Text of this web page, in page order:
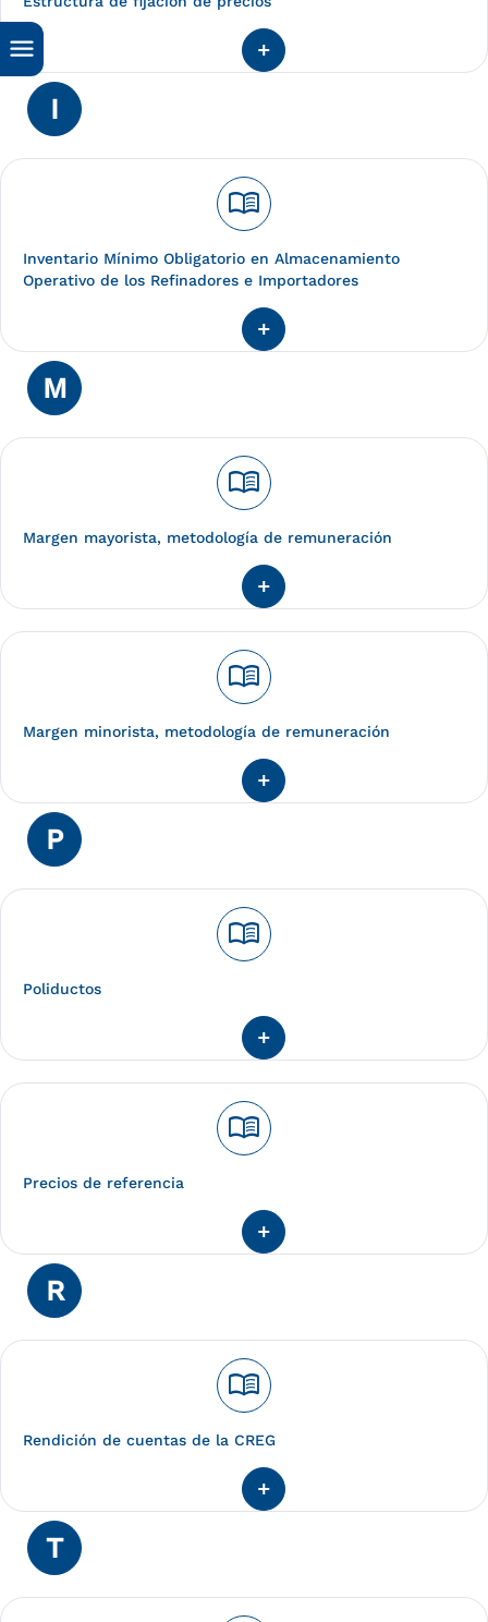
I
menu_book
Inventario Mínimo Obligatorio en Almacenamiento
Operativo de los Refinadores e Importadores
M
menu_book
Margen mayorista, metodología de remuneración
menu_book
Margen minorista, metodología de remuneración
P
menu_book
Poliductos
menu_book
Precios de referencia
R
menu_book
Rendición de cuentas de la CREG
T